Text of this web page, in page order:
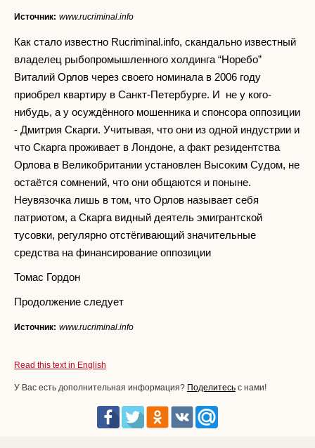
Источник: www.rucriminal.info
Как стало известно Rucriminal.info, скандально известный
владелец рыбопромышленного холдинга “Норебо”
Виталий Орлов через своего номинала в 2006 году
приобрел квартиру в Санкт-Петербурге. И не у кого-
нибудь, а у осуждённого мошенника и спонсора оппозиции
- Дмитрия Скарги. Учитывая, что они из одной индустрии и
что Скарга проживает в Лондоне, а факт резидентства
Орлова в Великобритании установлен Высоким Судом, не
остаётся сомнений, что они общаются и поныне.
Неувязочка лишь в том, что Орлов называет себя
патриотом, а Скарга видный деятель эмигрантской
тусовки, регулярно отстёгивающий значительные
средства на финансирование оппозиции
Томас Гордон
Продолжение следует
Источник: www.rucriminal.info
Read this text in English
У Вас есть дополнительная информация? Поделитесь с нами!